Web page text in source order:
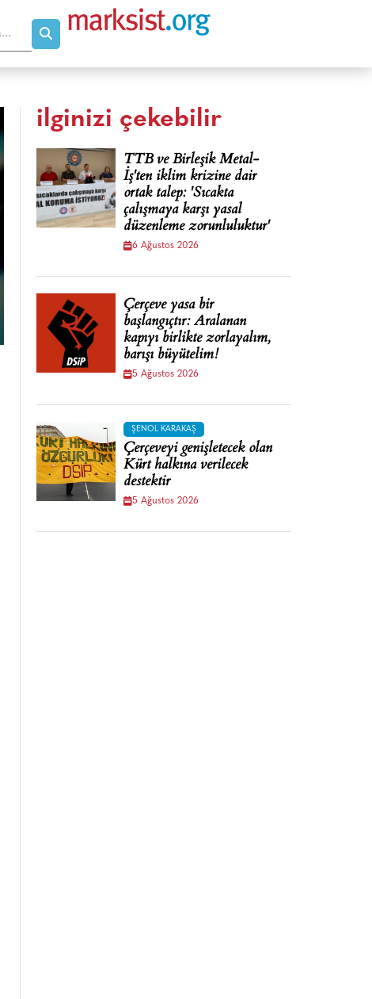
ilginizi çekebilir
TTB ve Birleşik Metal-
İş'ten iklim krizine dair
ortak talep: 'Sıcakta
çalışmaya karşı yasal
düzenleme zorunluluktur'
6 Ağustos 2026
Çerçeve yasa bir
başlangıçtır: Aralanan
kapıyı birlikte zorlayalım,
barışı büyütelim!
5 Ağustos 2026
ŞENOL KARAKAŞ
Çerçeveyi genişletecek olan
Kürt halkına verilecek
destektir
5 Ağustos 2026